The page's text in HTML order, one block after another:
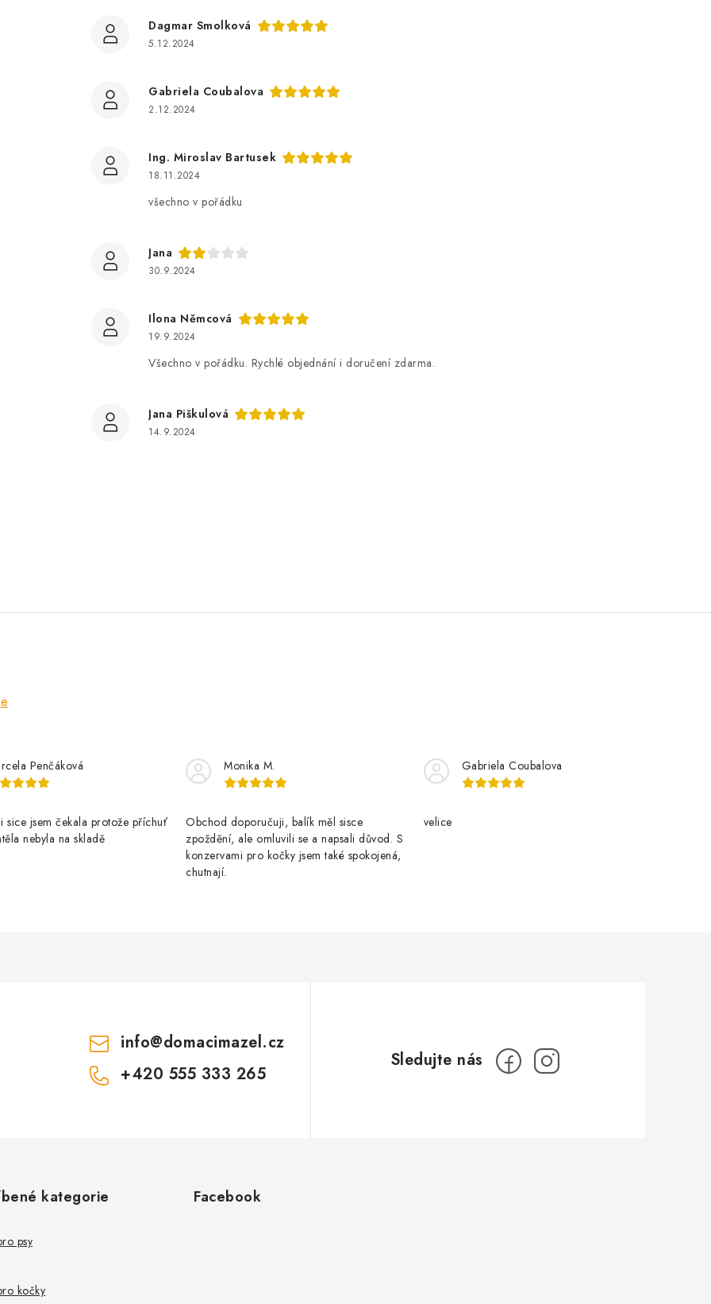
Dagmar Smolková
5.12.2024
Gabriela Coubalova
2.12.2024
Ing. Miroslav Bartusek
18.11.2024
všechno v pořádku
Jana
30.9.2024
Ilona Němcová
19.9.2024
Všechno v pořádku. Rychlé objednání i doručení zdarma.
Jana Piškulová
14.9.2024
Penčáková
sice jsem čekala protože příchuť
nebyla na skladě
Monika M.
Obchod doporučuji, balík měl sisce
zpoždění, ale omluvili se a napsali důvod. S
konzervami pro kočky jsem také spokojená,
chutnají.
Gabriela Coubalova
velice
info@domacimazel.cz
+420 555 333 265
kategorie
psy
kočky
Facebook